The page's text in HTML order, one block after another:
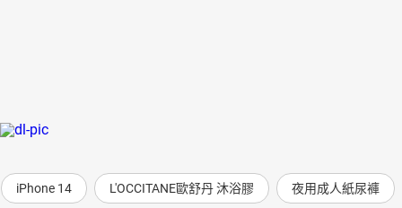
iPhone 14 L'OCCITANE歐舒丹 沐浴膠 夜用成人紙尿褲